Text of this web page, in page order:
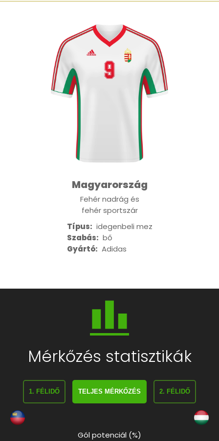
Magyarország
Fehér nadrág és
fehér sportszár
Típus: idegenbeli mez
Szabás: bő
Gyártó: Adidas
Mérkőzés statisztikák
1. FÉLIDŐ TELJES MÉRKŐZÉS 2. FÉLIDŐ
Gól potenciál (%)